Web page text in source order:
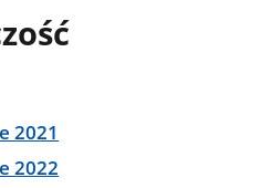
2021
2022